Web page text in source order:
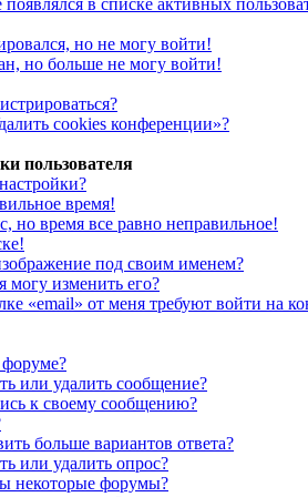
в списке активных
но не могу войти!
но больше не могу войти!
cookies конференции»?
пользователя
время!
но время все равно неправильное!
под своим именем?
могу изменить его?
«email» от меня требуют войти на
форуме?
или удалить сообщение?
к своему сообщению?
больше вариантов ответа?
или удалить опрос?
некоторые форумы?